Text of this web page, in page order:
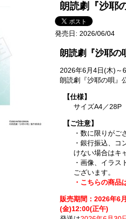
朗読劇『沙耶
発売日: 2026/06/04
朗読劇『沙耶の
2026年6月4日(木)～
朗読劇『沙耶の唄』
【仕様】
サイズA4／28P
【ご注意】
・数に限りがご
・銀行振込、
けない場合はキ
・画像、イラ
ございます。
・こちらの商品
販売期間：2026年6
(金)12:00(正午)